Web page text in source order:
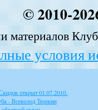
© 2010-
материалов
условия
открыт 01.07.2010.
- Всеволод Тюркин